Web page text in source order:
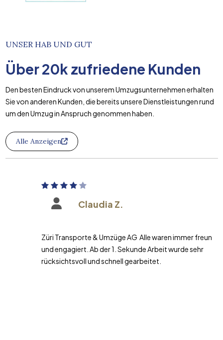
UNSER HAB UND GUT
Über20k zufriedene Kunden
Den besten Eindruck von unserem Umzugsunternehmen erhalten
Sie von anderen Kunden, die bereits unsere Dienstleistungen rund
um den Umzug in Anspruch genommen haben.
Alle Anzeigen
Claudia Z.
Züri Transporte & Umzüge AG Alle waren immer freundlich
und engagiert. Ab der 1. Sekunde Arbeit wurde sehr
rücksichtsvoll und schnell gearbeitet.